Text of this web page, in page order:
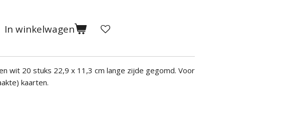
In winkelwagen
wit 20 stuks 22,9 x 11,3 cm lange zijde gegomd. Voor
kaarten.